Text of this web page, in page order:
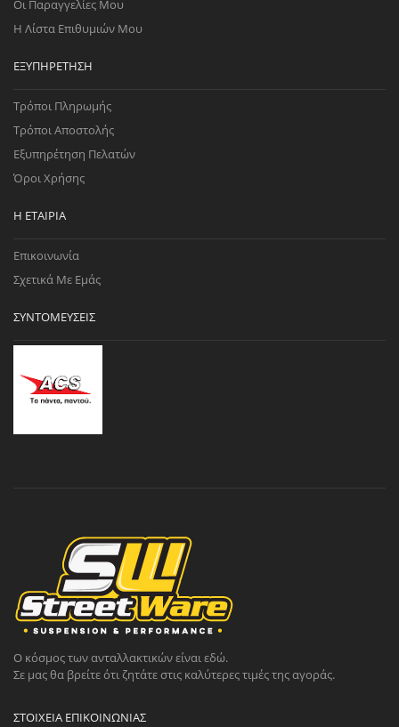
Οι Παραγγελίες Μου
Η Λίστα Επιθυμιών Μου
ΕΞΥΠΗΡΈΤΗΣΗ
Τρόποι Πληρωμής
Τρόποι Αποστολής
Εξυπηρέτηση Πελατών
Όροι Χρήσης
Η ΕΤΑΙΡΊΑ
Επικοινωνία
Σχετικά Με Εμάς
ΣΥΝΤΟΜΕΎΣΕΙΣ
Ο κόσμος των ανταλλακτικών είναι εδώ.
Σε μας θα βρείτε ότι ζητάτε στις καλύτερες τιμές της αγοράς.
ΣΤΟΙΧΕΊΑ ΕΠΙΚΟΙΝΩΝΊΑΣ